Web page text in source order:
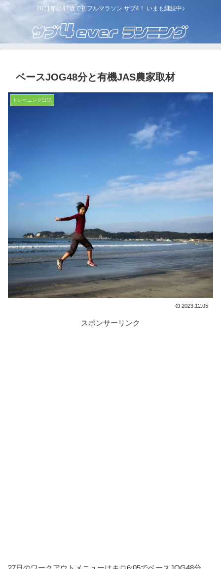
2011年に47歳で初フルマラソン サブ4！ いまも継続中♪
ベースJOG48分と有機JAS農家取材
トレーニング日誌
2023.12.05
スポンサーリンク